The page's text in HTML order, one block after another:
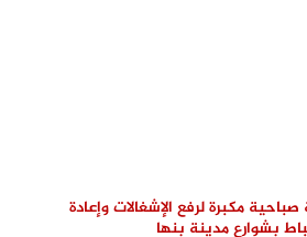
مكبرة لرفع الإشغالات وإعادة
بشوارع مدينة بنها